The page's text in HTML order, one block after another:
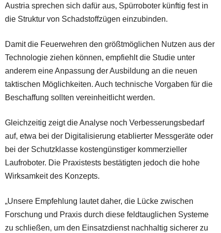
Austria sprechen sich dafür aus, Spürroboter künftig fest in
die Struktur von Schadstoffzügen einzubinden.
Damit die Feuerwehren den größtmöglichen Nutzen aus der
Technologie ziehen können, empfiehlt die Studie unter
anderem eine Anpassung der Ausbildung an die neuen
taktischen Möglichkeiten. Auch technische Vorgaben für die
Beschaffung sollten vereinheitlicht werden.
Gleichzeitig zeigt die Analyse noch Verbesserungsbedarf
auf, etwa bei der Digitalisierung etablierter Messgeräte oder
bei der Schutzklasse kostengünstiger kommerzieller
Laufroboter. Die Praxistests bestätigten jedoch die hohe
Wirksamkeit des Konzepts.
„Unsere Empfehlung lautet daher, die Lücke zwischen
Forschung und Praxis durch diese feldtauglichen Systeme
zu schließen, um den Einsatzdienst nachhaltig sicherer zu